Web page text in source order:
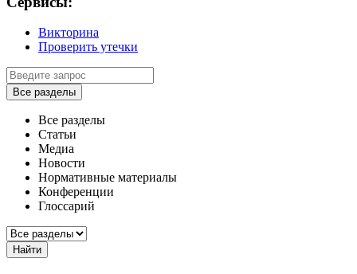
Викторина
Проверить утечки
Все разделы
Все разделы
Статьи
Медиа
Новости
Нормативные материалы
Конференции
Глоссарий
Найти